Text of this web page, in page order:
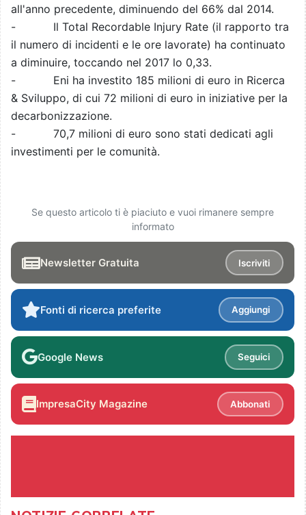
all'anno precedente, diminuendo del 66% dal 2014.
- Il Total Recordable Injury Rate (il rapporto tra
il numero di incidenti e le ore lavorate) ha continuato
a diminuire, toccando nel 2017 lo 0,33.
- Eni ha investito 185 milioni di euro in Ricerca
& Sviluppo, di cui 72 milioni di euro in iniziative per la
decarbonizzazione.
- 70,7 milioni di euro sono stati dedicati agli
investimenti per le comunità.
Se questo articolo ti è piaciuto e vuoi rimanere sempre
informato
Newsletter Gratuita Iscriviti
Fonti di ricerca preferite Aggiungi
Google News Seguici
ImpresaCity Magazine Abbonati